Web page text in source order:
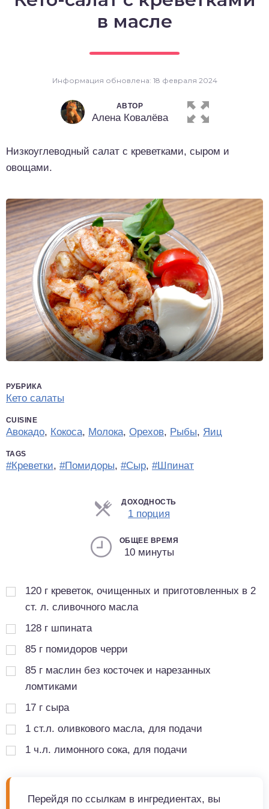
в масле
Информация обновлена: 18 февраля 2024
АВТОР
Алена Ковалёва
Низкоуглеводный салат с креветками, сыром и
овощами.
РУБРИКА
Кето салаты
CUISINE
Авокадо, Кокоса, Молока, Орехов, Рыбы, Яиц
TAGS
#Креветки, #Помидоры, #Сыр, #Шпинат
ДОХОДНОСТЬ
1 порция
ОБЩЕЕ ВРЕМЯ
10 минуты
120 г креветок, очищенных и приготовленных в 2
ст. л. сливочного масла
128 г шпината
85 г помидоров черри
85 г маслин без косточек и нарезанных
ломтиками
17 г сыра
1 ст.л. оливкового масла, для подачи
1 ч.л. лимонного сока, для подачи
Перейдя по ссылкам в ингредиентах, вы